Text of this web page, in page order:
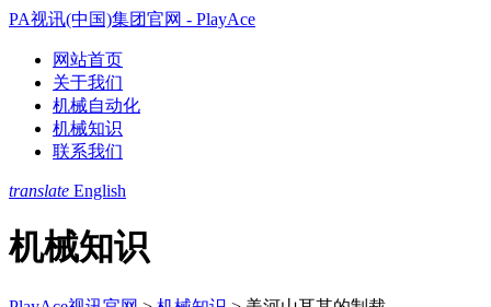
PA视讯(中国)集团官网 - PlayAce
网站首页
关于我们
机械自动化
机械知识
联系我们
translate English
机械知识